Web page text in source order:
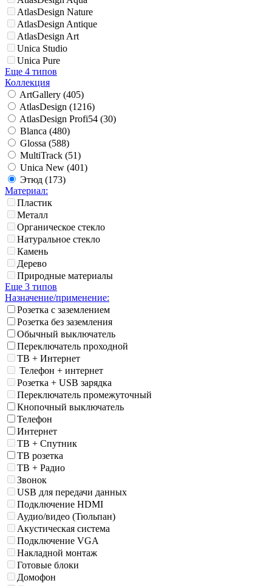
AtlasDesign Nature
AtlasDesign Antique
AtlasDesign Art
Unica Studio
Unica Pure
Еще 4 типов
Коллекция
ArtGallery (405)
AtlasDesign (1216)
AtlasDesign Profi54 (30)
Blanca (480)
Glossa (588)
MultiTrack (51)
Unica New (401)
Этюд (173)
Материал:
Пластик
Металл
Органическое стекло
Натуральное стекло
Камень
Дерево
Природные материалы
Еще 3 типов
Назначение/применение:
Розетка с заземлением
Розетка без заземления
Обычный выключатель
Переключатель проходной
ТВ + Интернет
Телефон + интернет
Розетка + USB зарядка
Переключатель промежуточный
Кнопочный выключатель
Телефон
Интернет
ТВ + Спутник
ТВ розетка
ТВ + Радио
Звонок
USB для передачи данных
Подключение HDMI
Аудио/видео (Тюльпан)
Акустическая система
Подключение VGA
Накладной монтаж
Готовые блоки
Домофон